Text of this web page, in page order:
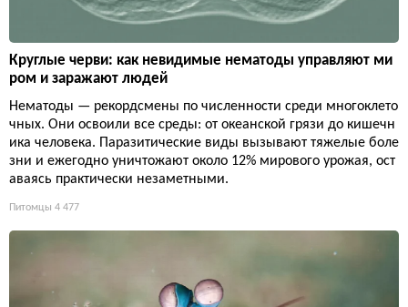
Круглые черви: как невидимые нематоды управляют ми
ром и заражают людей
Нематоды — рекордсмены по численности среди многоклето
чных. Они освоили все среды: от океанской грязи до кишечн
ика человека. Паразитические виды вызывают тяжелые боле
зни и ежегодно уничтожают около 12% мирового урожая, ост
аваясь практически незаметными.
Питомцы 4 477